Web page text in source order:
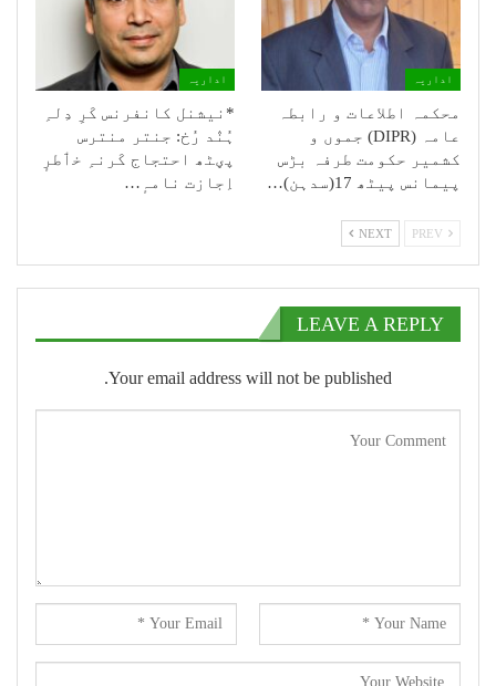
اداریہ
محکمہ اطلاعات و رابطہ
عامہ (DIPR) جموں و
کشمیر حکومت طرفہ بڑس
پیمانس پیٹھ 17(سدہن)…
اداریہ
*نیشنل کانفرنس کَرِ دِلہِ
ہُنٛد رُخ: جنتر منترس
پؠٹھ احتجاج کَرنہِ خٲطرٕ
اِجازت نامہٕ…
NEXT
LEAVE A REPLY
Your email address will not be published.